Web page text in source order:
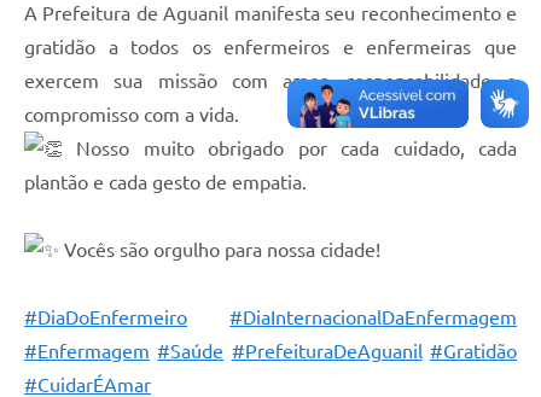
A Prefeitura de Aguanil manifesta seu reconhecimento e
gratidão a todos os enfermeiros e enfermeiras que
exercem sua missão com amor, responsabilidade e
compromisso com a vida.
Nosso muito obrigado por cada cuidado, cada
plantão e cada gesto de empatia.
Vocês são orgulho para nossa cidade!
#DiaDoEnfermeiro
#DiaInternacionalDaEnfermagem
#Enfermagem #Saúde #PrefeituraDeAguanil #Gratidão
#CuidarÉAmar